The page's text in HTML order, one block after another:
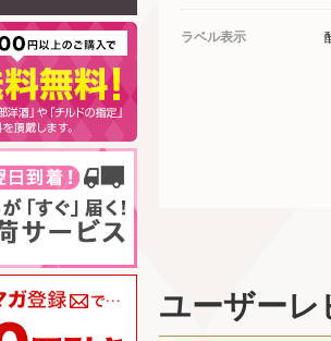
ラベル表示
ユーザーレ